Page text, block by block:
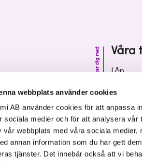
webbplats använder cookies
AB använder cookies för att anpassa
sociala medier och för att analysera
vår webbplats med våra sociala
annan information som du har gett
tjänster. Det innebär också att vi
Våra
Vi hjälper dig med
Lån